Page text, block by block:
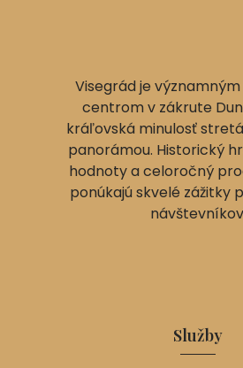
Visegrád je
centrom v zákrute
kráľovská minulosť
panorámou. Historický
hodnoty a celoročný
ponúkajú skvelé zážitky
Služby